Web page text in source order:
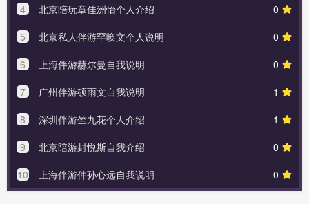
0
4
北京陪玩章佳洲怡个人介绍
0
5
北京私人伴游罕唤文个人说明
0
6
上海伴游赫尔曼自我说明
1
7
广州伴游硕⾬⽂自我说明
1
8
深圳伴游竺九花个人介绍
0
9
北京陪游封悦斯自我介绍
0
10 上海伴游仲孙心远自我说明